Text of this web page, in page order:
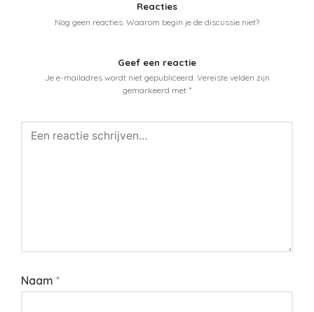
Reacties
Nog geen reacties. Waarom begin je de discussie niet?
Geef een reactie
Je e-mailadres wordt niet gepubliceerd. Vereiste velden zijn
gemarkeerd met *
Naam *